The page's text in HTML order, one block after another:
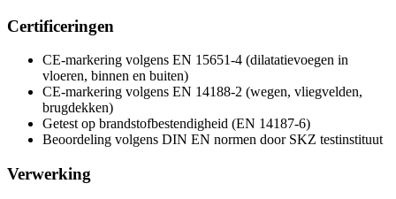
Certificeringen
CE-markering volgens EN 15651-4 (dilatatievoegen in
vloeren, binnen en buiten)
CE-markering volgens EN 14188-2 (wegen, vliegvelden,
brugdekken)
Getest op brandstofbestendigheid (EN 14187-6)
Beoordeling volgens DIN EN normen door SKZ testinstituut
Verwerking